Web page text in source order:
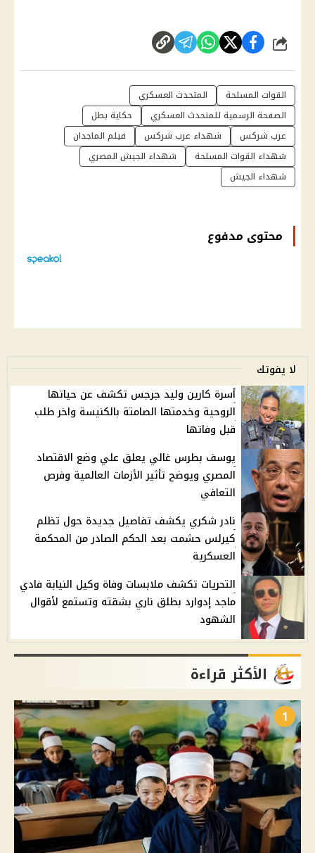
شارك
القوات المسلحة
المتحدث العسكري
الصفحة الرسمية للمتحدث العسكري
حكاية بطل
عرب شركس
شهداء عرب شركس
فيلم الماجدان
شهداء القوات المسلحة
شهداء الجيش المصري
شهداء الجيش
محتوى مدفوع
لا يفوتك
أسرة كارين وليد جرجس تكشف عن حياتها
الروحية وخدمتها الصامتة بالكنيسة واخر طلب
قبل وفاتها
يوسف بطرس غالي يعلق علي وضع الاقتصاد
المصري ويوضح تأثير الأزمات العالمية وفرص
التعافي
نادر شكري يكشف تفاصيل جديدة حول تظلم
كيرلس حشمت بعد الحكم الصادر من المحكمة
العسكرية
التحريات تكشف ملابسات وفاة وكيل النيابة فادي
ماجد إدوارد بطلق ناري بشقته وتستمع لأقوال
الشهود
الأكثر قراءة
1